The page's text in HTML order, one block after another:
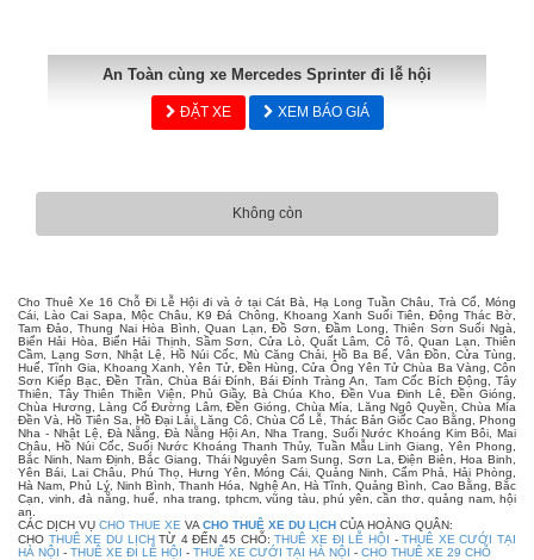
An Toàn cùng xe Mercedes Sprinter đi lễ hội
ĐẶT XE XEM BÁO GIÁ
Không còn
Cho Thuê Xe 16 Chỗ Đi Lễ Hội đi và ở tại Cát Bà, Hạ Long Tuần Châu, Trà Cổ, Móng
Cái, Lào Cai Sapa, Mộc Châu, K9 Đá Chông, Khoang Xanh Suối Tiên, Động Thác Bờ,
Tam Đảo, Thung Nai Hòa Bình, Quan Lạn, Đồ Sơn, Đầm Long, Thiên Sơn Suối Ngà,
Biển Hải Hòa, Biển Hải Thịnh, Sầm Sơn, Cửa Lò, Quất Lâm, Cô Tô, Quan Lạn, Thiên
Cầm, Lạng Sơn, Nhật Lệ, Hồ Núi Cốc, Mù Căng Chải, Hồ Ba Bể, Vân Đồn, Cửa Tùng,
Huế, Tĩnh Gia, Khoang Xanh, Yên Tử, Đền Hùng, Cửa Ông Yên Tử Chùa Ba Vàng, Côn
Sơn Kiếp Bạc, Đền Trần, Chùa Bái Đính, Bái Đính Tràng An, Tam Cốc Bích Động, Tây
Thiên, Tây Thiên Thiền Viện, Phủ Giầy, Bà Chúa Kho, Đền Vua Đinh Lê, Đền Gióng,
Chùa Hương, Làng Cổ Đường Lâm, Đền Gióng, Chùa Mía, Lăng Ngô Quyền, Chùa Mía
Đền Và, Hồ Tiên Sa, Hồ Đại Lải, Lăng Cô, Chùa Cổ Lễ, Thác Bản Giốc Cao Bằng, Phong
Nha - Nhật Lệ, Đà Nẵng, Đà Nẵng Hội An, Nha Trang, Suối Nước Khoáng Kim Bôi, Mai
Châu, Hồ Núi Cốc, Suối Nước Khoáng Thanh Thủy, Tuần Mẫu Linh Giang, Yên Phong,
Bắc Ninh, Nam Định, Bắc Giang, Thái Nguyên Sam Sung, Sơn La, Điện Biên, Hoa Binh,
Yên Bái, Lai Châu, Phú Thọ, Hưng Yên, Móng Cái, Quảng Ninh, Cẩm Phả, Hải Phòng,
Hà Nam, Phủ Lý, Ninh Bình, Thanh Hóa, Nghệ An, Hà Tĩnh, Quảng Bình, Cao Bằng, Bắc
Cạn, vinh, đà nẵng, huế, nha trang, tphcm, vũng tàu, phú yên, cần thơ, quảng nam, hội
an.
CÁC DỊCH VỤ CHO THUE XE VA CHO THUÊ XE DU LỊCH CỦA HOÀNG QUÂN:
CHO THUÊ XE DU LỊCHTỪ 4 ĐẾN 45 CHỖ:THUÊ XE ĐI LỄ HỘI -THUÊ XE CƯỚI TẠI
HÀ NỘI - THUÊ XE ĐI LỄ HỘI - THUÊ XE CƯỚI TẠI HÀ NỘI - CHO THUÊ XE 29 CHỖ